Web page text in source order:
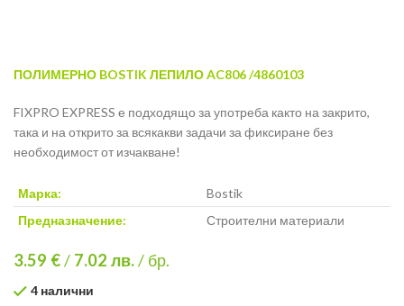
ПОЛИМЕРНО BOSTIK ЛЕПИЛО AC806 /4860103
FIXPRO EXPRESS е подходящо за употреба както на закрито,
така и на открито за всякакви задачи за фиксиране без
необходимост от изчакване!
Марка:
Bostik
Предназначение:
Строителни материали
3.59 €/ 7.02 лв./ бр.
4 налични